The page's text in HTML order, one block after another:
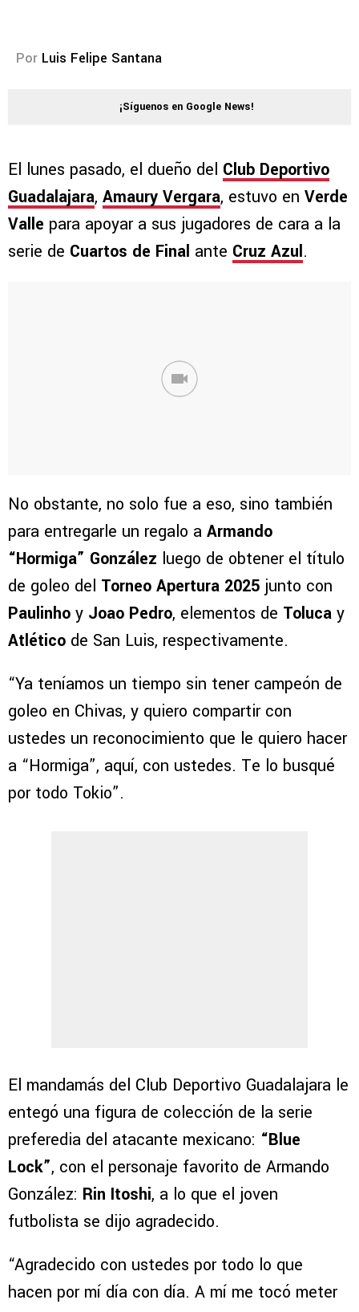
Por Luis Felipe Santana
¡Síguenos en Google News!
El lunes pasado, el dueño del Club Deportivo
Guadalajara, Amaury Vergara, estuvo en Verde
Valle para apoyar a sus jugadores de cara a la
serie de Cuartos de Final ante Cruz Azul.
No obstante, no solo fue a eso, sino también
para entregarle un regalo a Armando
“Hormiga” González luego de obtener el título
de goleo del Torneo Apertura 2025 junto con
Paulinho y Joao Pedro, elementos de Toluca y
Atlético de San Luis, respectivamente.
“Ya teníamos un tiempo sin tener campeón de
goleo en Chivas, y quiero compartir con
ustedes un reconocimiento que le quiero hacer
a “Hormiga”, aquí, con ustedes. Te lo busqué
por todo Tokio”.
El mandamás del Club Deportivo Guadalajara le
entegó una figura de colección de la serie
preferedia del atacante mexicano: “Blue
Lock”, con el personaje favorito de Armando
González: Rin Itoshi, a lo que el joven
futbolista se dijo agradecido.
“Agradecido con ustedes por todo lo que
hacen por mí día con día. A mí me tocó meter